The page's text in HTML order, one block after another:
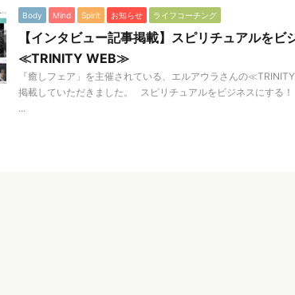
Body Mind Spirit お知らせ ライフコーチング
【インタビュー記事掲載】スピリチュアルをビ
≪TRINITY WEB≫
『癒しフェア」を主催されている、エルアウラさんの
掲載していただきました。 スピリチュアルをビジネスにする
...